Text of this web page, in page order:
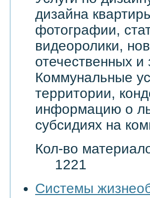
дизайна
фотографии,
видеоролики,
отечественных
Коммунальные
территории,
информацию о
субсидиях на
Кол-во
1221
Системы